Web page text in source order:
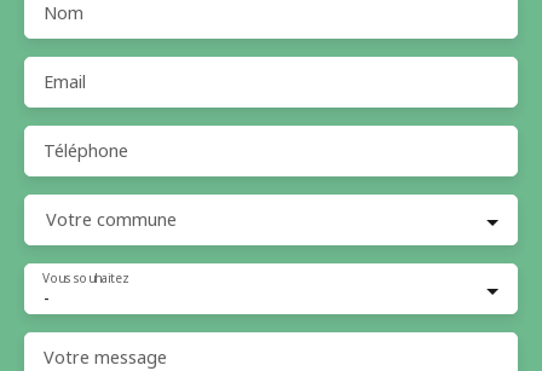
Nom
Email
Téléphone
Votre commune
-
Vous souhaitez
Votre message